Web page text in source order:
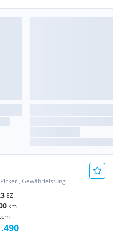
Gewährleistung
EZ
km